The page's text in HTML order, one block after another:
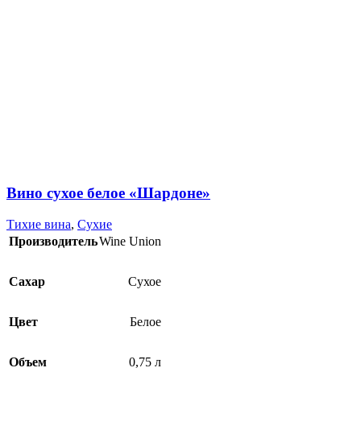
Вино сухое белое «Шардоне»
Тихие вина, Сухие
ПроизводительWine Union
Сахар Сухое
Цвет Белое
Объем 0,75 л